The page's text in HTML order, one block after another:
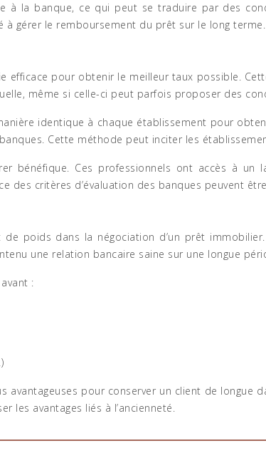
la banque, ce qui peut se traduire par des
gérer le remboursement du prêt sur le long terme.
efficace pour obtenir le meilleur taux possible.
même si celle-ci peut parfois proposer des
identique à chaque établissement pour
Cette méthode peut inciter les
bénéfique. Ces professionnels ont accès à
des critères d’évaluation des banques peuvent
poids dans la négociation d’un prêt
une relation bancaire saine sur une longue
:
pour conserver un client de longue
les avantages liés à l’ancienneté.